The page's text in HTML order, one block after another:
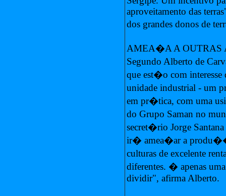
aproveitamento das
dos grandes donos de
AMEA�A A OUTRAS
Segundo Alberto de
que est�o com
unidade industrial - um
em pr�tica, com uma
do Grupo Saman no
secret�rio Jorge
ir� amea�ar a
culturas de excelente
diferentes. � apenas
dividir", afirma Alberto.